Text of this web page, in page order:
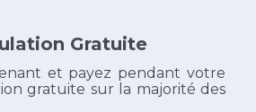
Gratuite
et payez pendant votre
gratuite sur la majorité des